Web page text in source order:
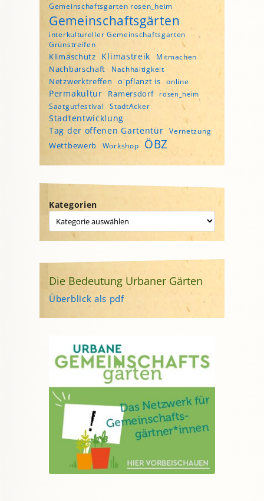
Gemeinschaftsgarten rosen_heim
Gemeinschaftsgärten
interkultureller Gemeinschaftsgarten
Grünstreifen
Klimaschutz Klimastreik Mitmachen
Nachbarschaft Nachhaltigkeit
Netzwerktreffen o'pflanzt is online
Permakultur Ramersdorf rosen_heim
Saatgutfestival StadtAcker
Stadtentwicklung
Tag der offenen Gartentür
Vernetzung
Wettbewerb Workshop ÖBZ
Kategorien
Die Bedeutung Urbaner Gärten
Überblick als pdf